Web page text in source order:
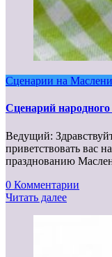
Сценарии на
Сценарий
Ведущий:
приветствовать вас
празднованию
0 Комментарии
Читать далее